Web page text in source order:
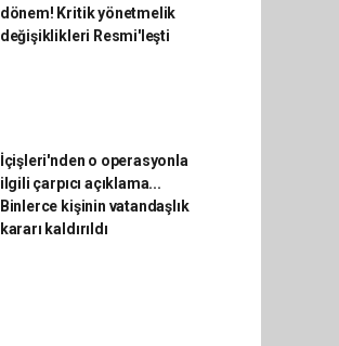
dönem! Kritik yönetmelik
değişiklikleri Resmi'leşti
İçişleri'nden o operasyonla
ilgili çarpıcı açıklama...
Binlerce kişinin vatandaşlık
kararı kaldırıldı